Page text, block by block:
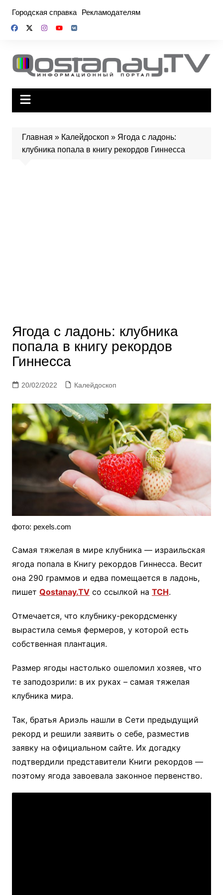
содержимому
Городская справка Рекламодателям
Главная » Калейдоскоп » Ягода с ладонь:
клубника попала в книгу рекордов Гиннесса
Ягода с ладонь: клубника
попала в книгу рекордов
Гиннесса
20/02/2022 Калейдоскоп
фото: pexels.com
Самая тяжелая в мире клубника — израильская
ягода попала в Книгу рекордов Гиннесса. Весит
она 290 граммов и едва помещается в ладонь,
пишет Qostanay.TVсо ссылкой на ТСН.
Отмечается, что клубнику-рекордсменку
вырастила семья фермеров, у которой есть
собственная плантация.
Размер ягоды настолько ошеломил хозяев, что
те заподозрили: в их руках – самая тяжелая
клубника мира.
Так, братья Ариэль нашли в Сети предыдущий
рекорд и решили заявить о себе, разместив
заявку на официальном сайте. Их догадку
подтвердили представители Книги рекордов —
поэтому ягода завоевала законное первенство.